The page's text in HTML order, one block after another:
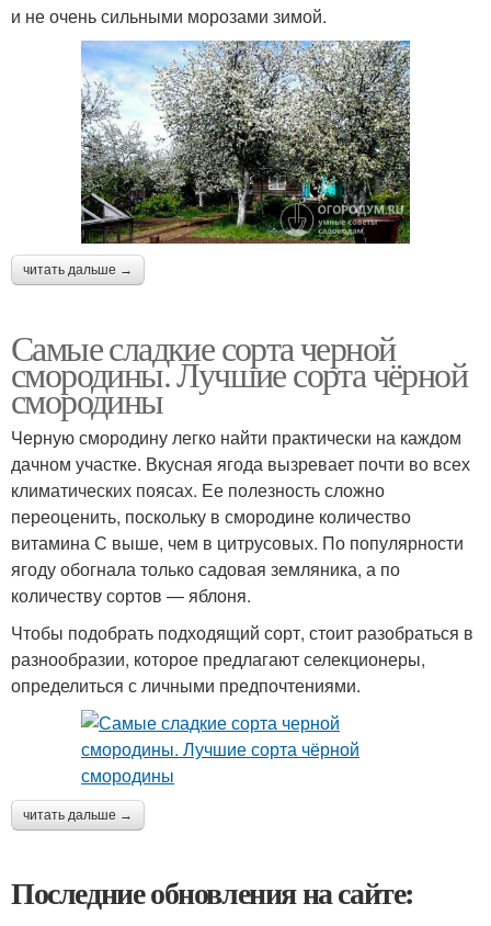
и не очень сильными морозами зимой.
читать дальше →
Самые сладкие сорта черной
смородины. Лучшие сорта чёрной
смородины
Черную смородину легко найти практически на каждом
дачном участке. Вкусная ягода вызревает почти во всех
климатических поясах. Ее полезность сложно
переоценить, поскольку в смородине количество
витамина С выше, чем в цитрусовых. По популярности
ягоду обогнала только садовая земляника, а по
количеству сортов — яблоня.
Чтобы подобрать подходящий сорт, стоит разобраться в
разнообразии, которое предлагают селекционеры,
определиться с личными предпочтениями.
читать дальше →
Последние обновления на сайте: